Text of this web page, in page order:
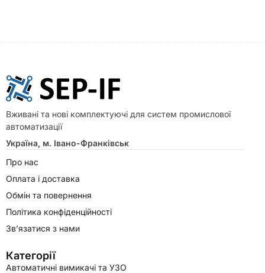
Вживані та нові комплектуючі для систем промислової
автоматизації
Україна, м. Івано-Франківськ
Про нас
Оплата і доставка
Обмін та повернення
Політика конфіденційності
Зв’язатися з нами
Категорії
Автоматичні вимикачі та УЗО